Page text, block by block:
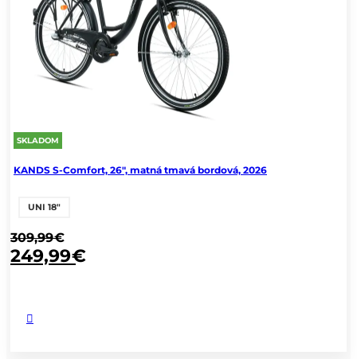
SKLADOM
KANDS S-Comfort, 26", matná tmavá bordová, 2026
UNI 18"
309,99€
249,99€